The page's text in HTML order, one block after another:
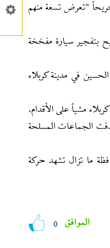
في مستشفى المسيب في وقت لاحق أن المستشفى تسلم 17 جثة بينهم أربعة أطفال وخمس نساء، كما استقبل 47 جريحاً "تعرض تسعة منهم
بتفجير سيارة مفخخة
في مدينة كربلاء
مشياً على الأقدام،
الجماعات المسلحة
المحافظة ما تزال تشهد حركة
0 الموافق